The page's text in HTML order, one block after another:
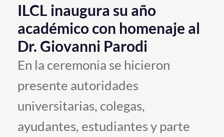
La Universidad
Investigación, Creación e Innovación
PUCV Internacional
Vinculación con el Medio
Admisión
ILCL inaugura su año
académico con homenaje al
Dr. Giovanni Parodi
En la ceremonia se hicieron
presente autoridades
universitarias, colegas,
ayudantes, estudiantes y parte